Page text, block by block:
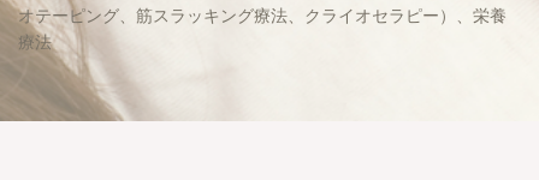
オテーピング、筋スラッキング療法、クライオセラピー）、栄養
療法